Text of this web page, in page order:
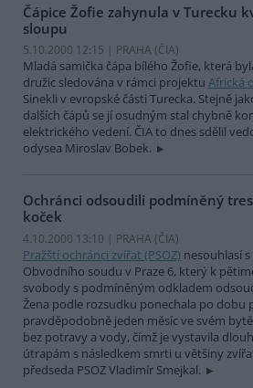
Čápice Žofie zahynula v Turecku
sloupu
5.10.2000 12:15 | PRAHA (ČIA)
Mladá samička čápa bílého Žofie, která
družic sledována v rámci projektu Africká
Sinekli v evropské části Turecka. Stejně
dalších čápů se jí osudným stal chybně
elektrického vedení. ČIA to dnes sdělil
odysea Miroslav Bobek.
Ochránci odsoudili podmíněný
koček
4.10.2000 13:10 | PRAHA (ČIA)
Pražští ochránci zvířat (PSOZ) nesouhlasí
Obvodního soudu v Praze 6, který k
svobody s podmíněným odkladem
Žena podle rozsudku ponechala po dobu
pravděpodobně jeden měsíc ve svém
bez potravy a vody, čímž je vystavila
útrapám s následkem smrti u většiny
předseda PSOZ Vladimír Smejkal.